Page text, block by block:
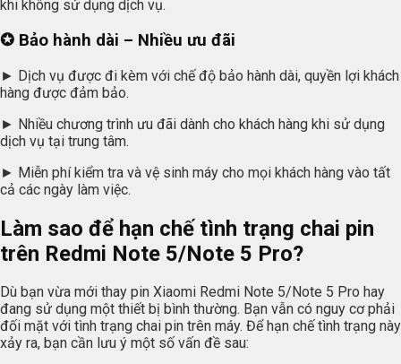
khi không sử dụng dịch vụ.
✪ Bảo hành dài – Nhiều ưu đãi
► Dịch vụ được đi kèm với chế độ bảo hành dài, quyền lợi khách
hàng được đảm bảo.
► Nhiều chương trình ưu đãi dành cho khách hàng khi sử dụng
dịch vụ tại trung tâm.
► Miễn phí kiểm tra và vệ sinh máy cho mọi khách hàng vào tất
cả các ngày làm việc.
Làm sao để hạn chế tình trạng chai pin
trên Redmi Note 5/Note 5 Pro?
Dù bạn vừa mới thay pin Xiaomi Redmi Note 5/Note 5 Pro hay
đang sử dụng một thiết bị bình thường. Bạn vẫn có nguy cơ phải
đối mặt với tình trạng chai pin trên máy. Để hạn chế tình trạng này
xảy ra, bạn cần lưu ý một số vấn đề sau: